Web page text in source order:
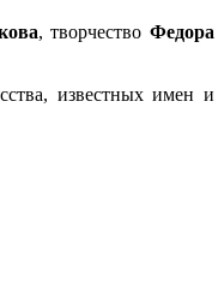
, творчествоФедора
известных имен и